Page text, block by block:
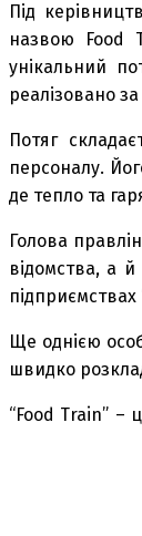
Під
назвою Food
унікальний
реалізовано
Потяг
персоналу.
де тепло та
Голова
відомства, а
підприємствах
Ще однією
швидко
“Food Train” –